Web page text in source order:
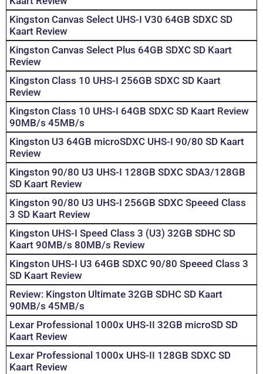
Kingston Canvas Select UHS-I V30 64GB SDXC SD
Kaart Review
Kingston Canvas Select Plus 64GB SDXC SD Kaart
Review
Kingston Class 10 UHS-I 256GB SDXC SD Kaart
Review
Kingston Class 10 UHS-I 64GB SDXC SD Kaart Review
90MB/s 45MB/s
Kingston U3 64GB microSDXC UHS-I 90/80 SD Kaart
Review
Kingston 90/80 U3 UHS-I 128GB SDXC SDA3/128GB
SD Kaart Review
Kingston 90/80 U3 UHS-I 256GB SDXC Speeed Class
3 SD Kaart Review
Kingston UHS-I Speed Class 3 (U3) 32GB SDHC SD
Kaart 90MB/s 80MB/s Review
Kingston UHS-I U3 64GB SDXC 90/80 Speeed Class 3
SD Kaart Review
Review: Kingston Ultimate 32GB SDHC SD Kaart
90MB/s 45MB/s
Lexar Professional 1000x UHS-II 32GB microSD SD
Kaart Review
Lexar Professional 1000x UHS-II 128GB SDXC SD
Kaart Review